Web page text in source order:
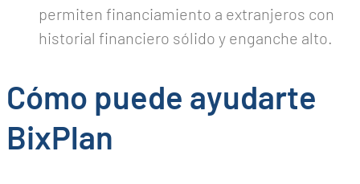
permiten financiamiento a extranjeros con
historial financiero sólido y enganche alto.
Cómo puede ayudarte
BixPlan